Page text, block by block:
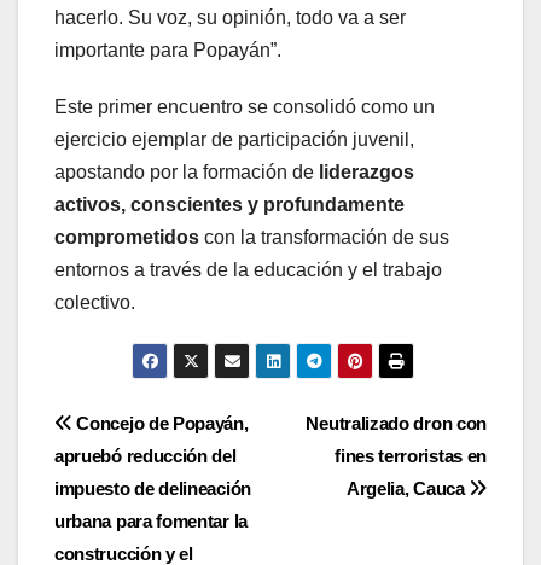
hacerlo. Su voz, su opinión, todo va a ser
importante para Popayán”.
Este primer encuentro se consolidó como un
ejercicio ejemplar de participación juvenil,
apostando por la formación de liderazgos
activos, conscientes y profundamente
comprometidos con la transformación de sus
entornos a través de la educación y el trabajo
colectivo.
Navegación
de
entradas
Neutralizado dron con
fines terroristas en
Argelia, Cauca
Concejo de Popayán,
apruebó reducción del
impuesto de delineación
urbana para fomentar la
construcción y el